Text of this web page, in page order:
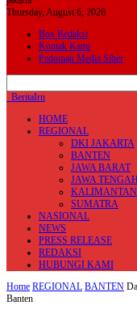
Thursday, August 6, 2026
Box Redaksi
Kontak Kami
Pedoman Media Siber
BeritaIrn
HOME
REGIONAL
DKI JAKARTA
BANTEN
JAWA BARAT
JAWA
KALIMANTAN
SUMATRA
NASIONAL
NEWS
PRESS RELEASE
REDAKSI
HUBUNGI KAMI
Home REGIONAL BANTEN
Banten